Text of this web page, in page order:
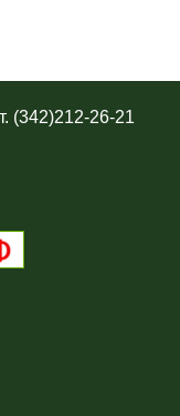
(342)212-26-21